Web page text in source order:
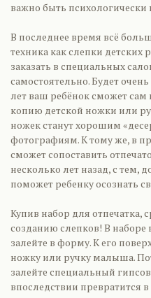
важно быть
В последнее время всё
техника как слепки
заказать в специальных
самостоятельно. Будет
лет ваш ребёнок сможет
копию детской ножки или
ножек станут хорошим
фотографиям. К тому же, в
сможет сопоставить
несколько лет назад, с тем,
поможет ребенку осознать
Купив набор для отпечатка,
созданию слепков! В наборе
залейте в форму. К его
ножку или ручку малыша.
залейте специальный
впоследствии превратится